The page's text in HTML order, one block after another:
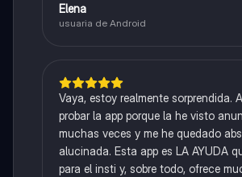
Elena
usuaria de Android
Vaya, estoy realmente sorprendida.
probar la app porque la he visto
muchas veces y me he quedado
alucinada. Esta app es LA AYUDA
para el insti y, sobre todo, ofrece